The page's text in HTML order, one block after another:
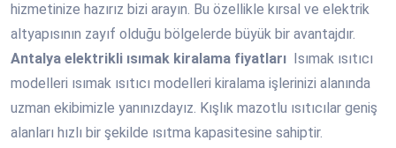
hizmetinize hazırız bizi arayın. Bu özellikle kırsal ve elektrik
altyapısının zayıf olduğu bölgelerde büyük bir avantajdır.
Antalya elektrikli ısımak kiralama fiyatları
Isımak ısıtıcı
modelleri ısımak ısıtıcı modelleri kiralama işlerinizi alanında
uzman ekibimizle yanınızdayız. Kışlık mazotlu ısıtıcılar geniş
alanları hızlı bir şekilde ısıtma kapasitesine sahiptir.